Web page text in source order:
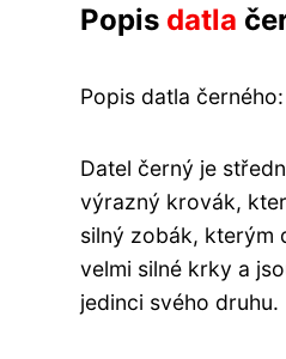
Popis datla
Popis datla černého:
Datel černý je
výrazný krovák,
silný zobák, kterým
velmi silné krky a
jedinci svého druhu.